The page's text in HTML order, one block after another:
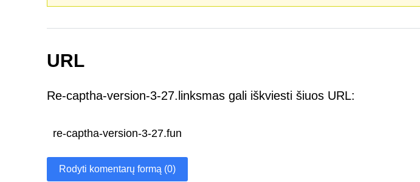
URL
Re-captha-version-3-27.linksmas gali iškviesti šiuos URL:
re-captha-version-3-27.fun
Rodyti komentarų formą (0)